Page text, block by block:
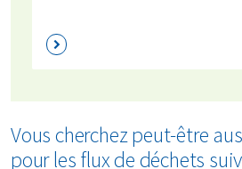
Vous cherchez peut-être
pour les flux de déchets